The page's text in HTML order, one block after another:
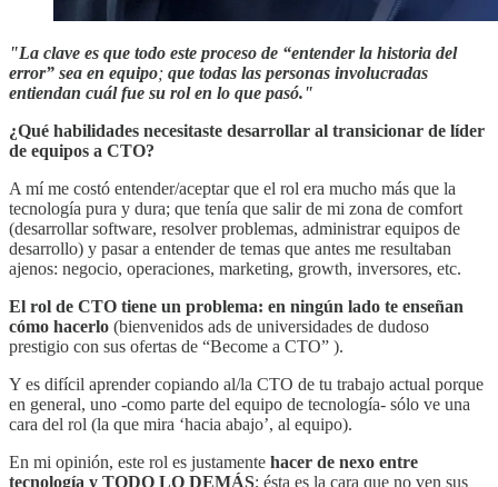
"La clave es que todo este proceso de “entender la historia del
error” sea en equipo; que todas las personas involucradas
entiendan cuál fue su rol en lo que pasó."
¿Qué habilidades necesitaste desarrollar al transicionar de líder
de equipos a CTO?
A mí me costó entender/aceptar que el rol era mucho más que la
tecnología pura y dura; que tenía que salir de mi zona de comfort
(desarrollar software, resolver problemas, administrar equipos de
desarrollo) y pasar a entender de temas que antes me resultaban
ajenos: negocio, operaciones, marketing, growth, inversores, etc.
El rol de CTO tiene un problema: en ningún lado te enseñan
cómo hacerlo (bienvenidos ads de universidades de dudoso
prestigio con sus ofertas de “Become a CTO” ).
Y es difícil aprender copiando al/la CTO de tu trabajo actual porque
en general, uno -como parte del equipo de tecnología- sólo ve una
cara del rol (la que mira ‘hacia abajo’, al equipo).
En mi opinión, este rol es justamente hacer de nexo entre
tecnología y TODO LO DEMÁS; ésta es la cara que no ven sus